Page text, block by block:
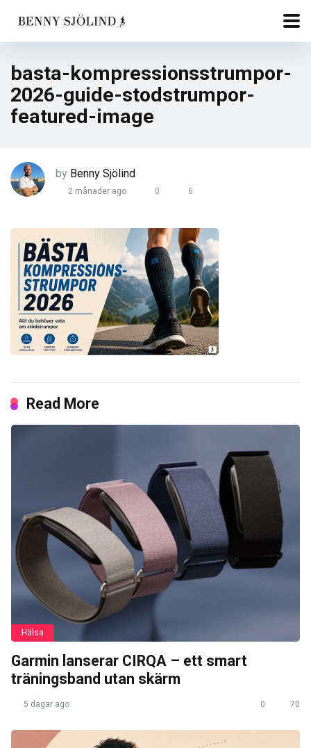
basta-kompressionsstrumpor-
2026-guide-stodstrumpor-
featured-image
by Benny Sjölind
2 månader ago 0 6
Read More
Hälsa
Garmin lanserar CIRQA – ett smart
träningsband utan skärm
5 dagar ago 0 70